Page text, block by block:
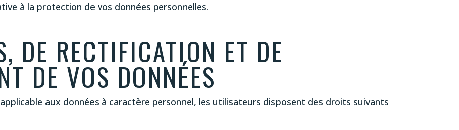
à la protection de vos données personnelles.
DE RECTIFICATION ET DE
DE VOS DONNÉES
aux données à caractère personnel, les utilisateurs disposent des droits suivants